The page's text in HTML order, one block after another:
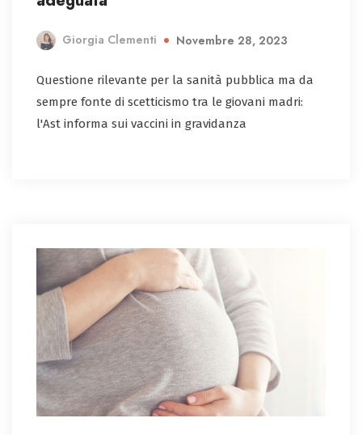
Giorgia Clementi Novembre 28, 2023
Questione rilevante per la sanità pubblica ma da
sempre fonte di scetticismo tra le giovani madri:
l'Ast informa sui vaccini in gravidanza